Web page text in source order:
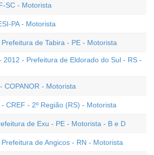
SC - Motorista
PA - Motorista
de Tabira - PE - Motorista
2012 - Prefeitura de Eldorado do Sul - RS -
COPANOR - Motorista
CREF - 2º Região (RS) - Motorista
de Exu - PE - Motorista - B e D
de Angicos - RN - Motorista